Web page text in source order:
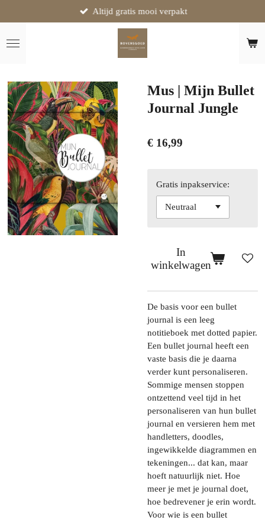
direct
naar
de
Altijd gratis mooi verpakt
Mus | Mijn Bullet
Journal Jungle
€ 16,99
Gratis inpakservice:
In
winkelwagen
De basis voor een bullet
journal is een leeg
notitieboek met dotted papier.
Een bullet journal heeft een
vaste basis die je daarna
verder kunt personaliseren.
Sommige mensen stoppen
ontzettend veel tijd in het
personaliseren van hun bullet
journal en versieren hem met
handletters, doodles,
ingewikkelde diagrammen en
tekeningen... dat kan, maar
hoeft natuurlijk niet. Hoe
meer je met je journal doet,
hoe bedrevener je erin wordt.
Voor wie is een bullet